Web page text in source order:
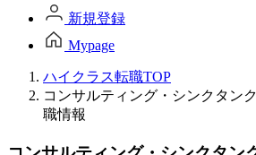
新規登録
Mypage
ハイクラス転職TOP
コンサルティング・シンクタン
職情報